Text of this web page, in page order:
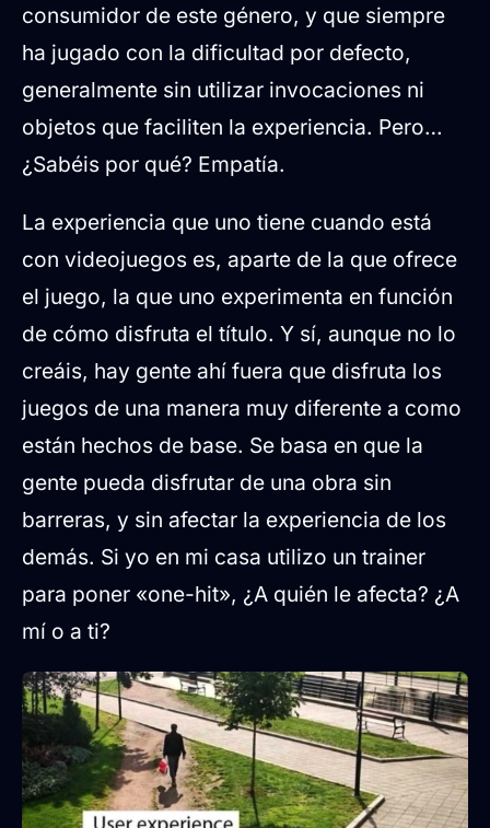
consumidor de este género, y que siempre
ha jugado con la dificultad por defecto,
generalmente sin utilizar invocaciones ni
objetos que faciliten la experiencia. Pero…
¿Sabéis por qué? Empatía.
La experiencia que uno tiene cuando está
con videojuegos es, aparte de la que ofrece
el juego, la que uno experimenta en función
de cómo disfruta el título. Y sí, aunque no lo
creáis, hay gente ahí fuera que disfruta los
juegos de una manera muy diferente a como
están hechos de base. Se basa en que la
gente pueda disfrutar de una obra sin
barreras, y sin afectar la experiencia de los
demás. Si yo en mi casa utilizo un trainer
para poner «one-hit», ¿A quién le afecta? ¿A
mí o a ti?